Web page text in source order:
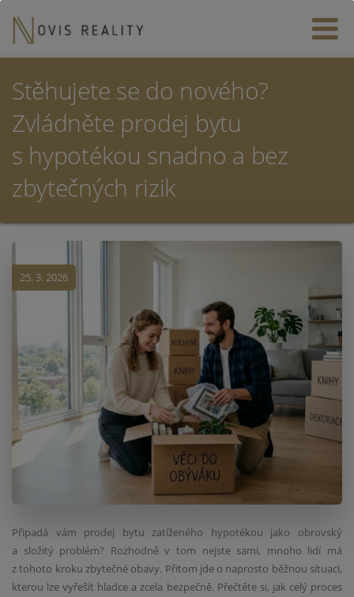
Stěhujete se do nového?
Zvládněte prodej bytu
s hypotékou snadno a bez
zbytečných rizik
25. 3. 2026
Připadá vám prodej bytu zatíženého hypotékou jako obrovský
a složitý problém? Rozhodně v tom nejste sami, mnoho lidí má
z tohoto kroku zbytečné obavy. Přitom jde o naprosto běžnou situaci,
kterou lze vyřešit hladce a zcela bezpečně. Přečtěte si, jak celý proces